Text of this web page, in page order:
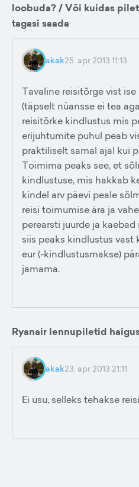
loobuda? / Või kuidas
tagasi saada
akak25. apr 2013 11:13
Tavaline reisitõrge vist
(täpselt nüansse ei tea
reisitõrke kindlustus mis
erijuhtumite puhul peab
praktiliselt samal ajal kui
Toimima peaks see, et
kindlustuse, mis hakkab
kindel arv päevi peale
reisi toimumise ära ja
perearsti juurde ja
siis peaks kindlustus vast
eur (-kindlustusmakse)
jamama.
Ryanair lennupiletid
akak23. apr 2013 21:11
Ei usu, selleks tehakse